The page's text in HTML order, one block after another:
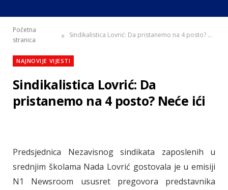
Početna
stranica
» Sindikalistica Lovrić: Da pristanemo na 4 posto? Neće ići
NAJNOVIJE VIJESTI
Sindikalistica Lovrić: Da
pristanemo na 4 posto? Neće ići
Predsjednica Nezavisnog sindikata zaposlenih u
srednjim školama Nada Lovrić gostovala je u emisiji
N1 Newsroom ususret pregovora predstavnika